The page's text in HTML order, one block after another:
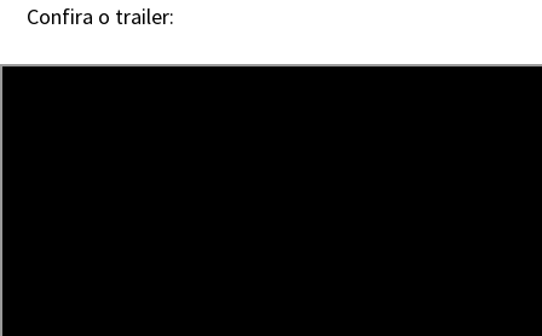
Confira o trailer: